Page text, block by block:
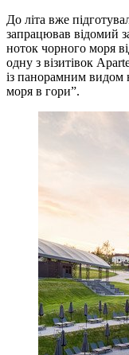
До літа вже
запрацював відомий
ноток чорного моря
одну з візитівок
із панорамним видом
моря в гори”.